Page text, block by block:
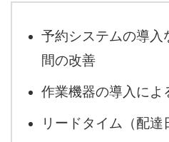
予約システムの導入
間の改善
作業機器の導入によ
リードタイム（配達